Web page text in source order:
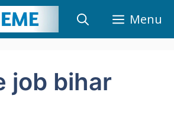
Menu
job bihar